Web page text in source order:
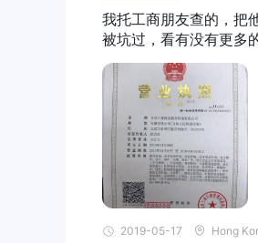
我托工商朋友查的，把
被坑过，看有没有更多
2019-05-17 Hong